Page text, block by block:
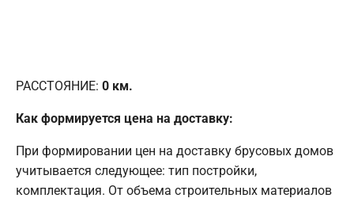
РАССТОЯНИЕ: 0 км.
Как формируется цена на доставку:
При формировании цен на доставку брусовых домов
учитывается следующее: тип постройки,
комплектация. От объема строительных материалов